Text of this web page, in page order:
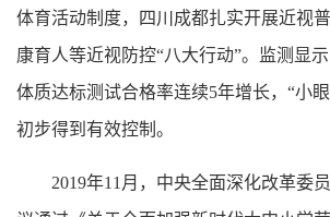
体育活动制度，四川成都扎实开展近视
康育人等近视防控“八大行动”。监测显
体质达标测试合格率连续5年增长，“小
初步得到有效控制。
2019年11月，中央全面深化改革委